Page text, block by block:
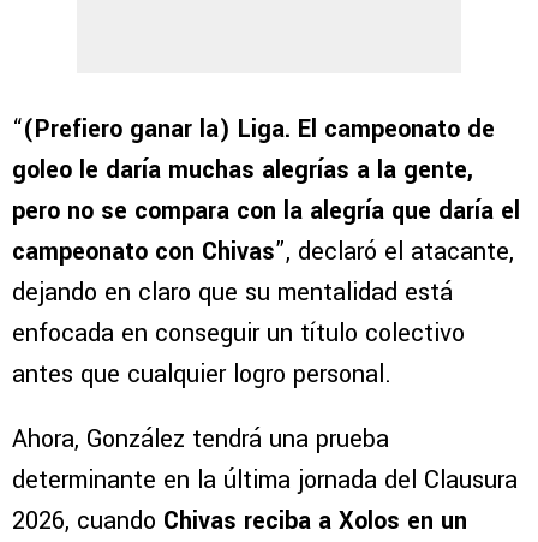
“(Prefiero ganar la) Liga. El campeonato de
goleo le daría muchas alegrías a la gente,
pero no se compara con la alegría que daría el
campeonato con Chivas”, declaró el atacante,
dejando en claro que su mentalidad está
enfocada en conseguir un título colectivo
antes que cualquier logro personal.
Ahora, González tendrá una prueba
determinante en la última jornada del Clausura
2026, cuando Chivas reciba a Xolos en un